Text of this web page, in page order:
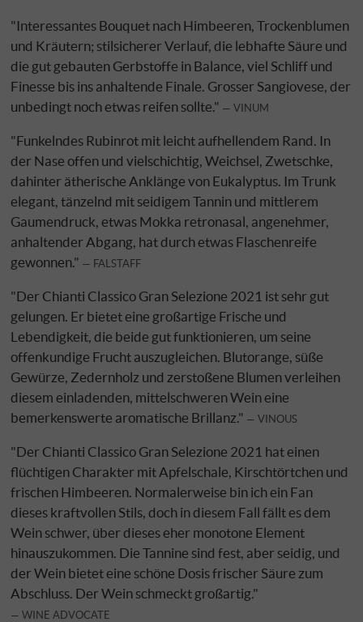
"Interessantes Bouquet nach Himbeeren, Trockenblumen
und Kräutern; stilsicherer Verlauf, die lebhafte Säure und
die gut gebauten Gerbstoffe in Balance, viel Schliff und
Finesse bis ins anhaltende Finale. Grosser Sangiovese, der
unbedingt noch etwas reifen sollte."
VINUM
"Funkelndes Rubinrot mit leicht aufhellendem Rand. In
der Nase offen und vielschichtig, Weichsel, Zwetschke,
dahinter ätherische Anklänge von Eukalyptus. Im Trunk
elegant, tänzelnd mit seidigem Tannin und mittlerem
Gaumendruck, etwas Mokka retronasal, angenehmer,
anhaltender Abgang, hat durch etwas Flaschenreife
gewonnen."
FALSTAFF
"Der Chianti Classico Gran Selezione 2021 ist sehr gut
gelungen. Er bietet eine großartige Frische und
Lebendigkeit, die beide gut funktionieren, um seine
offenkundige Frucht auszugleichen. Blutorange, süße
Gewürze, Zedernholz und zerstoßene Blumen verleihen
diesem einladenden, mittelschweren Wein eine
bemerkenswerte aromatische Brillanz."
VINOUS
"Der Chianti Classico Gran Selezione 2021 hat einen
flüchtigen Charakter mit Apfelschale, Kirschtörtchen und
frischen Himbeeren. Normalerweise bin ich ein Fan
dieses kraftvollen Stils, doch in diesem Fall fällt es dem
Wein schwer, über dieses eher monotone Element
hinauszukommen. Die Tannine sind fest, aber seidig, und
der Wein bietet eine schöne Dosis frischer Säure zum
Abschluss. Der Wein schmeckt großartig."
WINE ADVOCATE